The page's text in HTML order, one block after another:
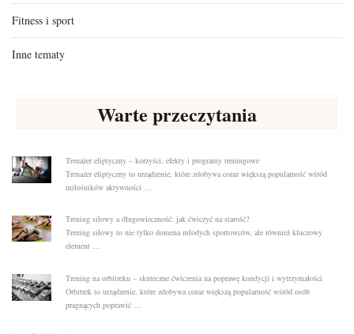
Fitness i sport
Inne tematy
Warte przeczytania
Trenażer eliptyczny – korzyści, efekty i programy treningowe
Trenażer eliptyczny to urządzenie, które zdobywa coraz większą popularność wśród
miłośników aktywności …
Trening siłowy a długowieczność: jak ćwiczyć na starość?
Trening siłowy to nie tylko domena młodych sportowców, ale również kluczowy
element …
Trening na orbitreku – skuteczne ćwiczenia na poprawę kondycji i wytrzymałości
Orbitrek to urządzenie, które zdobywa coraz większą popularność wśród osób
pragnących poprawić …